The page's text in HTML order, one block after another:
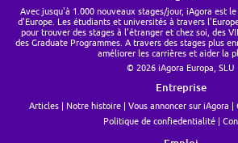
Avec jusqu'à 1.000 nouveaux stages/jour, iAgora est
d'Europe. Les étudiants et universités à travers
pour trouver des stages à l'étranger et chez soi, des
des Graduate Programmes. A travers des stages plus
améliorer les carrières et aider la
© 2026 iAgora Europa, SLU
Entreprise
Articles Notre histoire Vous annoncer sur iAgora
Politique de confiedentialité